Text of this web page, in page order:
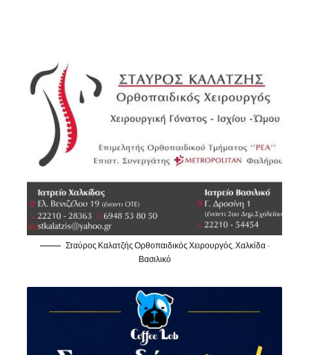
Σταύρος Καλατζής Ορθοπαιδικός Χειρουργός, Χαλκίδα -
Βασιλικό